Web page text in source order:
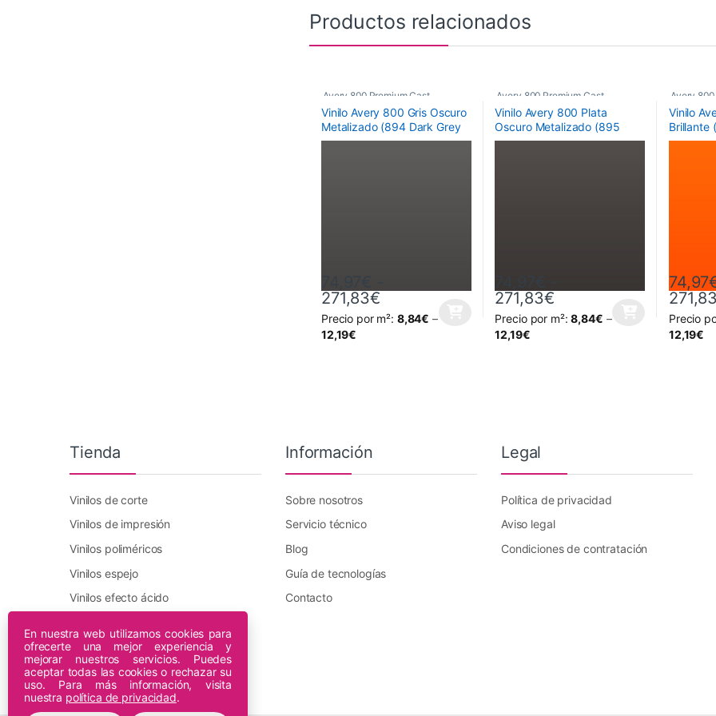
Productos relacionados
Avery 800 Premium Cast
Vinilo Avery 800 Gris Oscuro
Metalizado (894 Dark Grey
Metallic)
271,83€Rango de precios: desde 74,97€ hasta
Precio por m²: 8,84€ –
12,19€
Este producto tiene múltiples variantes. Las opciones se pueden elegir en la
Avery 800 Premium Cast
Vinilo Avery 800 Plata
Oscuro Metalizado (895
Dark Argent Metallic)
271,83€Rango de precios:
Precio por m²:8,84€ –
12,19€
Este producto tiene múltiples variantes.
Avery
Vinilo
Brillante
Orange)
74,97
Precio
12,19€
Este
Tienda
Vinilos de corte
Vinilos de impresión
Vinilos poliméricos
Vinilos espejo
Vinilos efecto ácido
Plotters DTF Innuro
Plotters de impresión
Información
Sobre nosotros
Servicio técnico
Blog
Guía de tecnologías
Contacto
Legal
Política de privacidad
Aviso legal
Condiciones de contratación
En nuestra web utilizamos cookies para
ofrecerte una mejor experiencia y
mejorar nuestros servicios. Puedes
aceptar todas las cookies o rechazar su
uso. Para más información, visita
nuestra política de privacidad.